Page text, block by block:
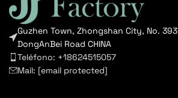
Guzhen Town, Zhongshan City, No. 393
DongAnBei Road CHINA
Teléfono: +18624515057
Mail: [email protected]